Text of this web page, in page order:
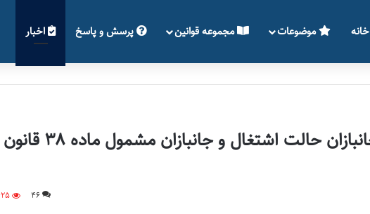
خانه موضوعات مجموعه قوانین پرسش و پاسخ اخبار
پرداخت پاداش پایان خدمت جانبازان حالت اشتغال و جانبازان مشمول ماده ۳۸ قانون
46